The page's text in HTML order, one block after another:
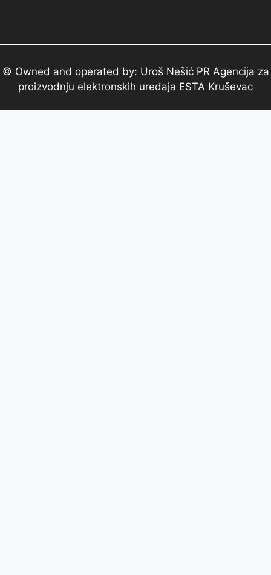
© Owned and operated by: Uroš Nešić PR Agencija za
proizvodnju elektronskih uređaja ESTA Kruševac